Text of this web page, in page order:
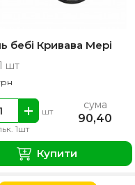
бебі Кривава Мері
шт
1шт
шт сума
90,40
Купити